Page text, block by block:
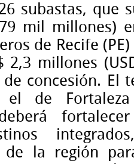
subastas, que
mil millones)
de Recife
2,3 millones
concesión. El
el de
de la región